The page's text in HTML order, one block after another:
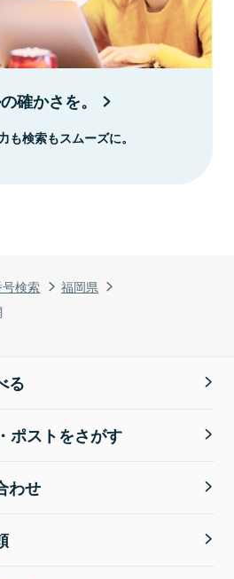
検索
福岡県
確かさを。
検索もスムーズに。
る
ポストをさがす
わせ